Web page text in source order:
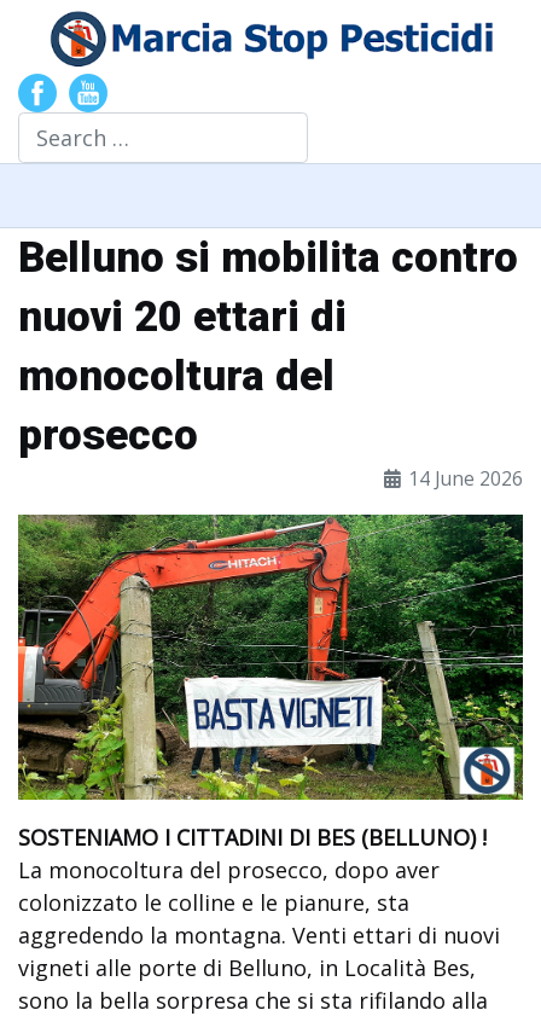
Search
Belluno si mobilita contro
nuovi 20 ettari di
monocoltura del
prosecco
14 June 2026
SOSTENIAMO I CITTADINI DI BES (BELLUNO) !
La monocoltura del prosecco, dopo aver
colonizzato le colline e le pianure, sta
aggredendo la montagna. Venti ettari di nuovi
vigneti alle porte di Belluno, in Località Bes,
sono la bella sorpresa che si sta rifilando alla